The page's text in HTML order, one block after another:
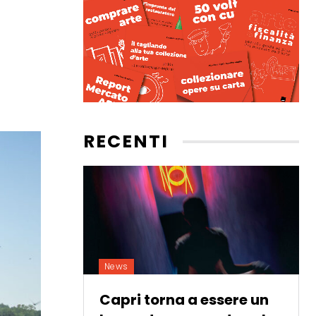
RECENTI
News
Capri torna a essere un